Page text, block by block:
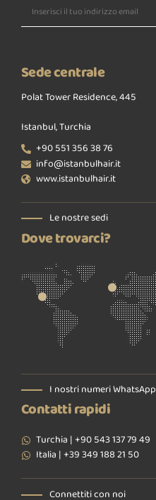
Sede centrale
Polat Tower Residence, 445
Istanbul, Turchia
+90 551 356 38 76
info@istanbulhair.it
www.istanbulhair.it
Le nostre sedi
Dove trovarci?
I nostri numeri WhatsApp
Contatti rapidi
Turchia | +90 543 137 79 49
Italia | +39 349 188 21 50
Connettiti con noi